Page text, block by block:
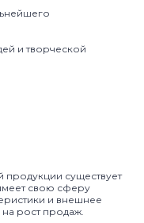
и творческой
существует
свою сферу
и внешнее
рост продаж.